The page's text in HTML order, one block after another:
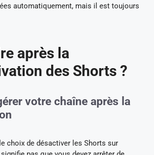
automatiquement, mais il est toujours
après la
des Shorts ?
votre chaîne après la
choix de désactiver les Shorts sur